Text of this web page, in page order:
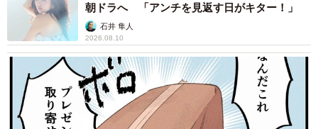
朝ドラへ 「アンチを見返す日がキター！」
石井 隼人
2026.08.10